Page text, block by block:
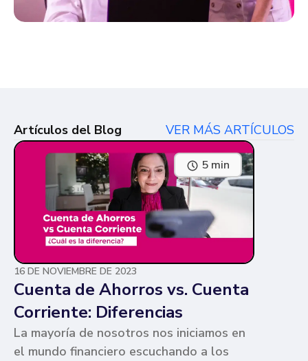
Artículos del Blog VER MÁS ARTÍCULOS
5 min
16 DE NOVIEMBRE DE 2023
Cuenta de Ahorros vs. Cuenta
Corriente: Diferencias
La mayoría de nosotros nos iniciamos en
el mundo financiero escuchando a los